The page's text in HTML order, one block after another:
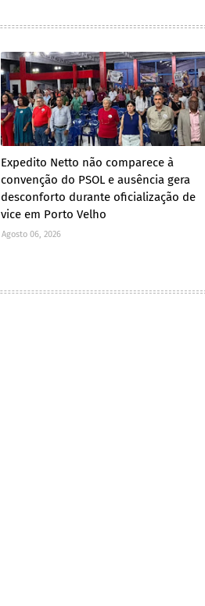
Expedito Netto não comparece à
convenção do PSOL e ausência gera
desconforto durante oficialização de
vice em Porto Velho
Agosto 06, 2026